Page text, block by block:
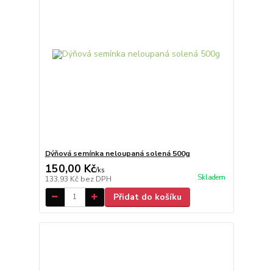
Dýňová semínka neloupaná solená 500g
150,00 Kč/ks
133,93 Kč bez DPH Skladem
Přidat do košíku